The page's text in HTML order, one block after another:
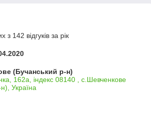
з 142 відгуків за рік
(Бучанський р-н)
162а, індекс 08140 , с.Шевченкове
Україна